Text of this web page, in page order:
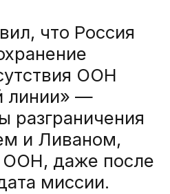
что Россия
ООН
линии» —
разграничения
и Ливаном,
ООН, даже после
миссии.